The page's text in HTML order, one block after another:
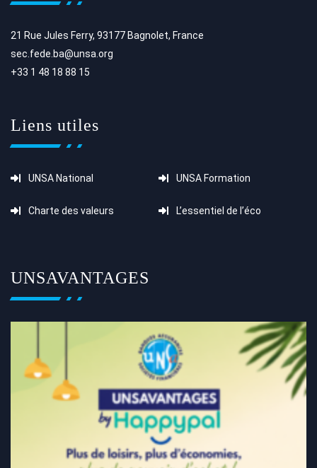
21 Rue Jules Ferry, 93177 Bagnolet, France
sec.fede.ba@unsa.org
+33 1 48 18 88 15
Liens utiles
UNSA National UNSA Formation
Charte des valeurs L’essentiel de l’éco
UNSAVANTAGES